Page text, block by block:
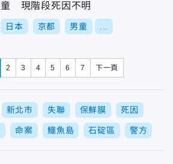
童 現階段死因不明
日本 京都 男童
2 3 4 5 6 7 下一頁
新北市 失聯 保鮮膜 死因
命案 鱷魚島 石碇區 警方